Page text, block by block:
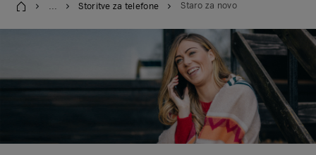
Domov
... Storitve za telefone Staro za novo